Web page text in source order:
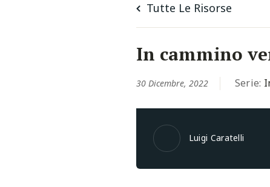
Tutte Le Risorse
In cammino
30 Dicembre, 2022 Serie:
Luigi Caratelli